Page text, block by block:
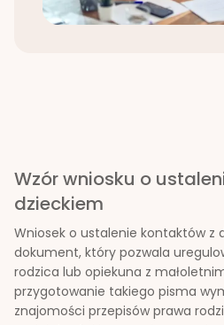
Wzór wniosku o
dzieckiem
Wniosek o ustalenie kontaktów
dokument, który pozwala
rodzica lub opiekuna z
przygotowanie takiego pisma
znajomości przepisów prawa